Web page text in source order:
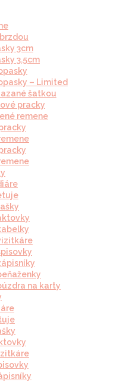
3cm
3.5cm
– Limited
šatkou
pracky
remene
na karty